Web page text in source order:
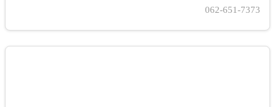
062-651-7373